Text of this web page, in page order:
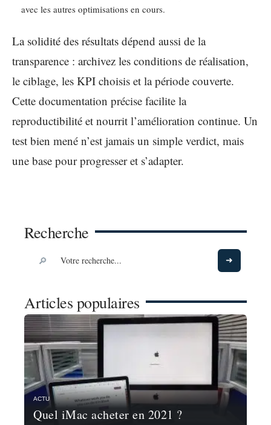
avec les autres optimisations en cours.
La solidité des résultats dépend aussi de la
transparence : archivez les conditions de réalisation,
le ciblage, les KPI choisis et la période couverte.
Cette documentation précise facilite la
reproductibilité et nourrit l’amélioration continue. Un
test bien mené n’est jamais un simple verdict, mais
une base pour progresser et s’adapter.
Recherche
Articles populaires
ACTU
Quel iMac acheter en 2021 ?